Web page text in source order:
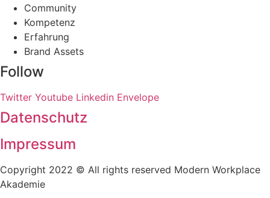
Community
Kompetenz
Erfahrung
Brand Assets
Follow
Twitter Youtube Linkedin Envelope
Datenschutz
Impressum
Copyright 2022 © All rights reserved Modern Workplace
Akademie